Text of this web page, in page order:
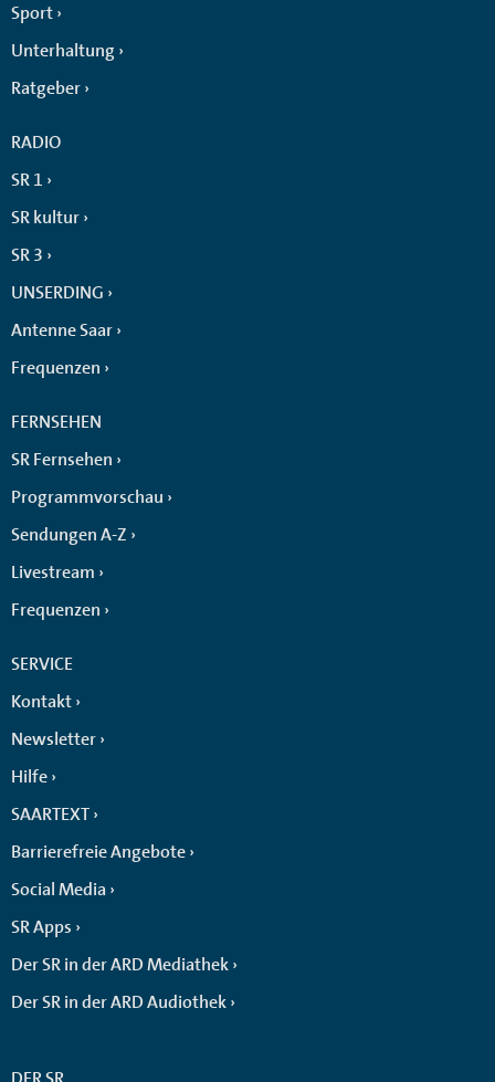
Sport
Unterhaltung
Ratgeber
RADIO
SR 1
SR kultur
SR 3
UNSERDING
Antenne Saar
Frequenzen
FERNSEHEN
SR Fernsehen
Programmvorschau
Sendungen A-Z
Livestream
Frequenzen
SERVICE
Kontakt
Newsletter
Hilfe
SAARTEXT
Barrierefreie Angebote
Social Media
SR Apps
Der SR in der ARD Mediathek
Der SR in der ARD Audiothek